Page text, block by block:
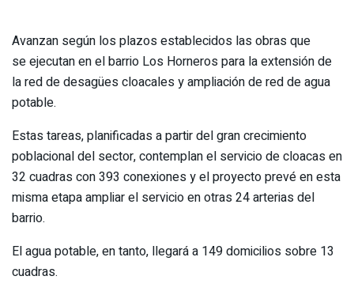
Avanzan según los plazos establecidos las obras que
se ejecutan en el barrio Los Horneros para la extensión de
la red de desagües cloacales y ampliación de red de agua
potable.
Estas tareas, planificadas a partir del gran crecimiento
poblacional del sector, contemplan el servicio de cloacas en
32 cuadras con 393 conexiones y el proyecto prevé en esta
misma etapa ampliar el servicio en otras 24 arterias del
barrio.
El agua potable, en tanto, llegará a 149 domicilios sobre 13
cuadras.